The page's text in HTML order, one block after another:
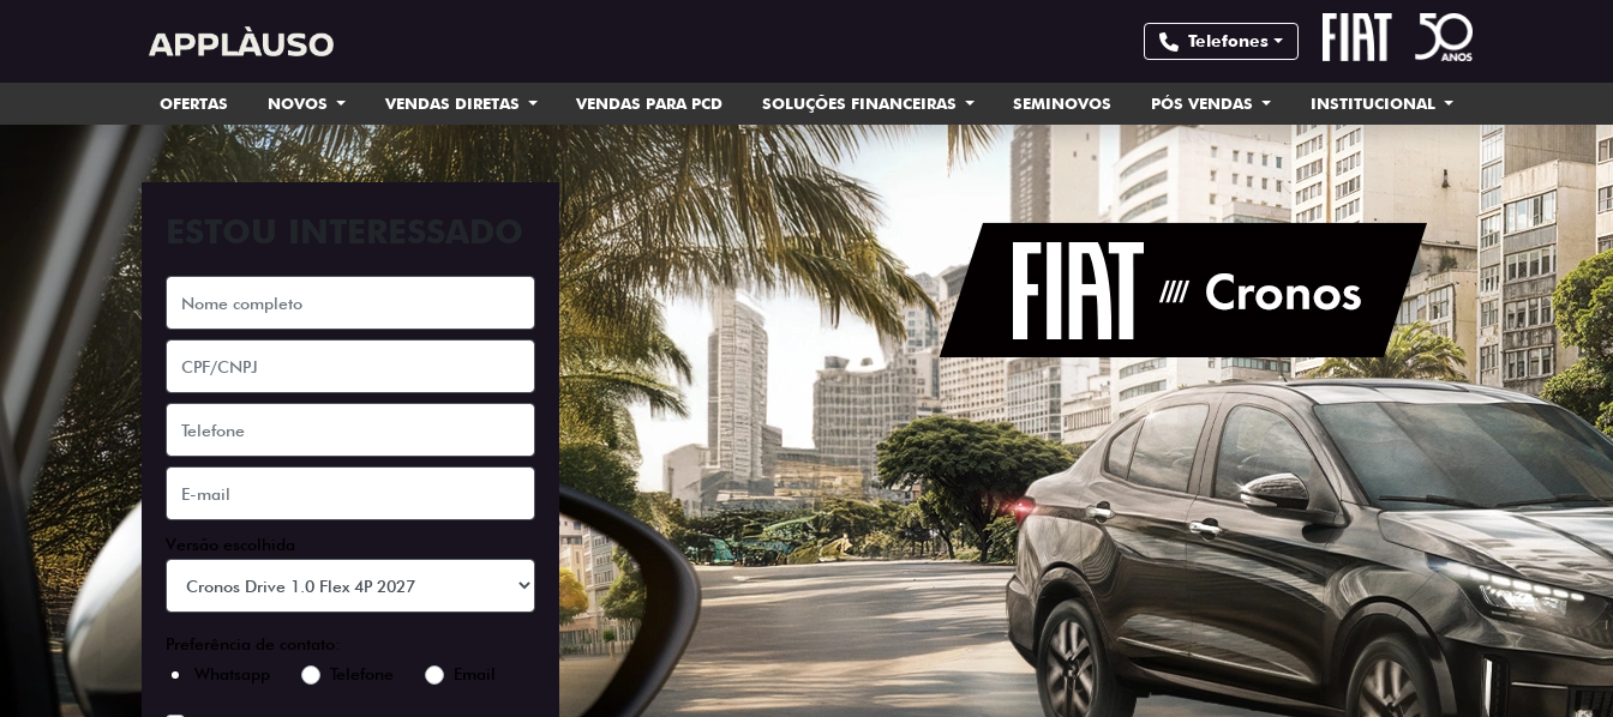
Telefones
OFERTAS NOVOS VENDAS DIRETAS VENDAS PARA PCD SOLUÇÕES FINANCEIRAS SEMINOVOS PÓS VENDAS INSTITUCIONAL
Versão escolhida
Preferência de contato:
Whatsapp
Telefone Email